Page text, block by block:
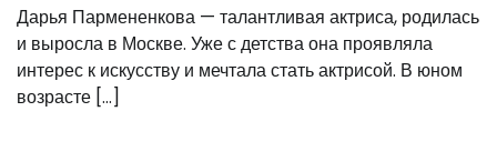
Дарья Пармененкова — талантливая актриса, родилась
и выросла в Москве. Уже с детства она проявляла
интерес к искусству и мечтала стать актрисой. В юном
возрасте […]